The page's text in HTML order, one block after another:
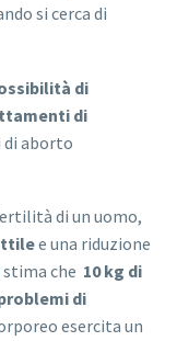
si cerca di
di
di
di aborto
di un uomo,
e una riduzione
che 10 kg di
di
esercita un